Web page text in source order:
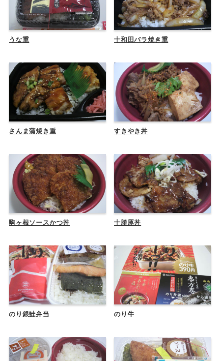
うな重 十和田バラ焼き重
さんま蒲焼き重 すきやき丼
駒ヶ根ソースかつ丼 十勝豚丼
のり銀鮭弁当 のり牛